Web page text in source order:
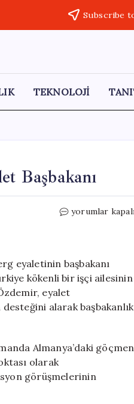
Subscribe
TEKNOLOJİ
Başbakanı
Cem
Türk
Kökenli
Eyalet
için
yorumlar
eyaletinin başbakanı
kökenli bir işçi ailesinin
eyalet
alarak başbakanlık
Almanya’daki göçmen
olarak
görüşmelerinin